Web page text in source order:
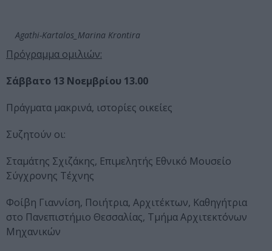
Agathi-Kartalos_Marina Krontira
Πρόγραμμα ομιλιών:
Σάββατο 13 Νοεμβρίου 13.00
Πράγματα μακρινά, ιστορίες οικείες
Συζητούν οι:
Σταμάτης Σχιζάκης, Επιμελητής Εθνικό Μουσείο
Σύγχρονης Τέχνης
Φοίβη Γιαννίση, Ποιήτρια, Αρχιτέκτων, Καθηγήτρια
στο Πανεπιστήμιο Θεσσαλίας, Τμήμα Αρχιτεκτόνων
Μηχανικών